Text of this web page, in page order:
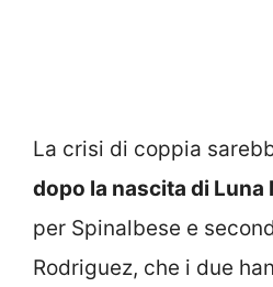
La crisi di coppia
dopo la nascita di Luna
per Spinalbese e
Rodriguez, che i due